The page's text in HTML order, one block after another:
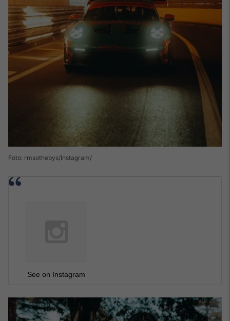
Foto: rmsothebys/Instagram
See on Instagram